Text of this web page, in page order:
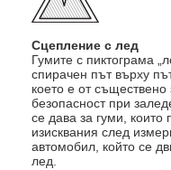
Сцепление с лед
Гумите с пиктограма
спирачен път върху
което е от
безопасност при
се дава за гуми, които
изисквания след
автомобил, който се
лед.